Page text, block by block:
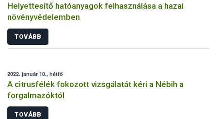
Helyettesítő hatóanyagok felhasználása a hazai
növényvédelemben
TOVÁBB
2022. január 10., hétfő
A citrusfélék fokozott vizsgálatát kéri a Nébih a
forgalmazóktól
TOVÁBB